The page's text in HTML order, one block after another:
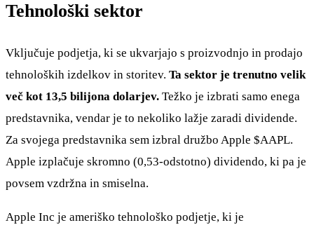
Tehnološki sektor
Vključuje podjetja, ki se ukvarjajo s proizvodnjo in prodajo
tehnoloških izdelkov in storitev. Ta sektor je trenutno velik
več kot 13,5 bilijona dolarjev. Težko je izbrati samo enega
predstavnika, vendar je to nekoliko lažje zaradi dividende.
Za svojega predstavnika sem izbral družbo Apple $AAPL.
Apple izplačuje skromno (0,53-odstotno) dividendo, ki pa je
povsem vzdržna in smiselna.
Apple Inc je ameriško tehnološko podjetje, ki je